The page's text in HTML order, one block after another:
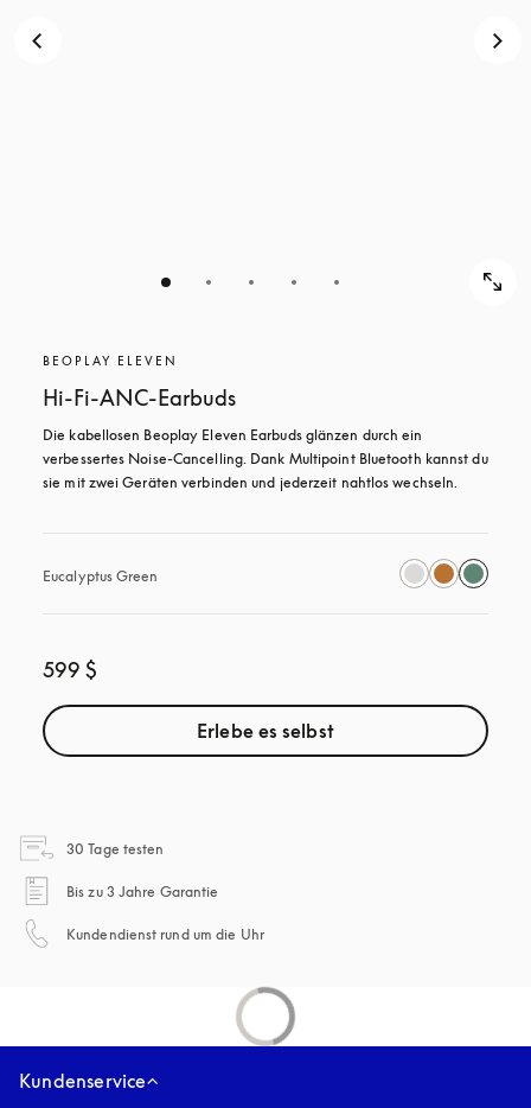
BEOPLAY ELEVEN
Hi-Fi-ANC-Earbuds
Die kabellosen Beoplay Eleven Earbuds glänzen durch ein
verbessertes Noise-Cancelling. Dank Multipoint Bluetooth kannst du
sie mit zwei Geräten verbinden und jederzeit nahtlos wechseln.
Eucalyptus Green
599 $
Erlebe es selbst
30 Tage testen
Bis zu 3 Jahre Garantie
Kundendienst rund um die Uhr
Kundenservice